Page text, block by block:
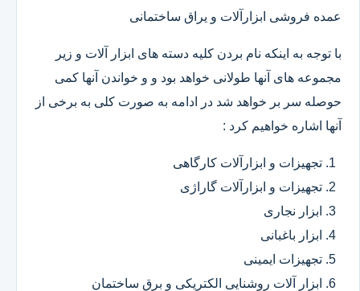
عمده فروشی ابزارآلات و یراق ساختمانی
با توجه به اینکه نام بردن کلیه دسته های ابزار آلات و زیر
مجموعه های آنها طولانی خواهد بود و و خواندن آنها کمی
حوصله سر بر خواهد شد در ادامه به صورت کلی به برخی از
آنها اشاره خواهیم کرد :
تجهیزات و ابزارآلات کارگاهی
تجهیزات و ابزارآلات گاراژی
ابزار نجاری
ابزار باغبانی
تجهیزات ایمینی
ابزار آلات روشنایی الکتریکی و برق ساختمان